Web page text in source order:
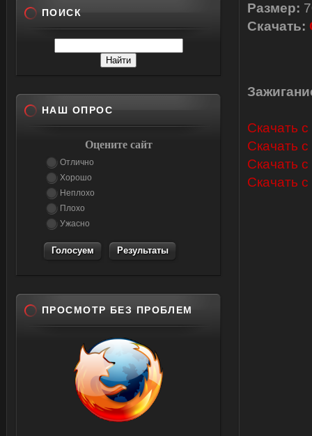
Размер:
Скачать:
Скачать
Скачать
Скачать
Скачать
ПОИСК
НАШ ОПРОС
Оцените сайт
Отлично
Хорошо
Неплохо
Плохо
Ужасно
Результаты
ПРОСМОТР БЕЗ ПРОБЛЕМ